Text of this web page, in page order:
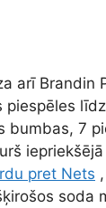
arī Brandin
bumbas, 7
pret Nets
soda